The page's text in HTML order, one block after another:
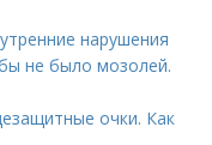
нарушения
не было мозолей.
очки. Как